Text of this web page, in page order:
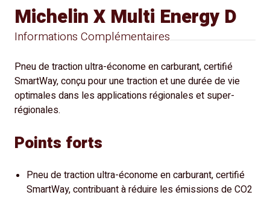
Informations Complémentaires
Michelin X Multi Energy D
Pneu de traction ultra-économe en carburant, certifié
SmartWay, conçu pour une traction et une durée de vie
optimales dans les applications régionales et super-
régionales.
Points forts
Pneu de traction ultra-économe en carburant, certifié
SmartWay, contribuant à réduire les émissions de CO2